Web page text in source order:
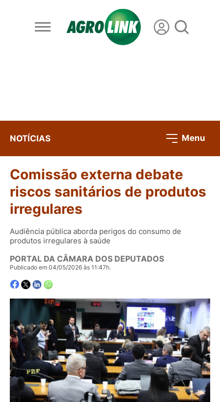
NOTÍCIAS Menu
Comissão externa debate
riscos sanitários de produtos
irregulares
Audiência pública aborda perigos do consumo de
produtos irregulares à saúde
PORTAL DA CÂMARA DOS DEPUTADOS
Publicado em 04/05/2026 às 11:47h.